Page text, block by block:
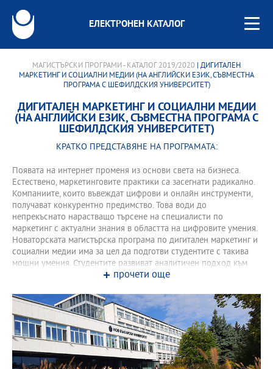
ЕЛЕКТРОНЕН КАТАЛОГ
МАГИСТЪРСКИ ПРОГРАМИ - КАТАЛОГ 2019/2020 | ДИГИТАЛЕН
МАРКЕТИНГ И СОЦИАЛНИ МЕДИИ (НА АНГЛИЙСКИ ЕЗИК, СЪВМЕСТНА
ПРОГРАМА С ШЕФИЛДСКИЯ УНИВЕРСИТЕТ)
ДИГИТАЛЕН МАРКЕТИНГ И СОЦИАЛНИ МЕДИИ
(НА АНГЛИЙСКИ ЕЗИК, СЪВМЕСТНА ПРОГРАМА С
ШЕФИЛДСКИЯ УНИВЕРСИТЕТ)
КРАТКО ПРЕДСТАВЯНЕ НА ПРОГРАМАТА:
Появата на интернет променя из основи света на бизнеса.
Естествено, маркетинговите практики са засегнати радикално.
Компаниите, които въвеждат цифрови и онлайн инструменти,
получават конкурентно предимство. Това води до
непрекъснато нарастващо търсене на специалисти по
маркетинг с актуални знания в областта на цифровите умения.
Новаторската магистърска програма по дигитален маркетинг и
социални медии има за цел да подготви студентите с такива
мощни умения. Студентите развиват аналитичен подход към
всички текущи маркетингови практики и критична способност
прочети още